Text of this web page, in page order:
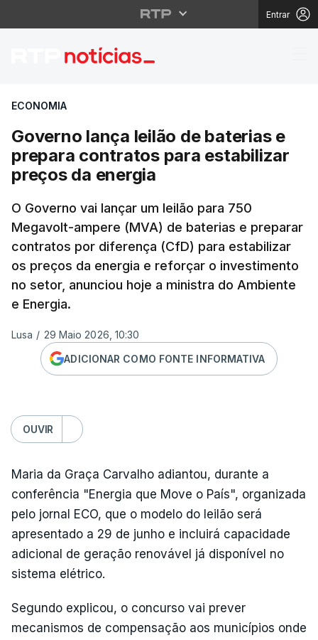
Entrar
Governo lança leilão
ECONOMIA
Governo lança leilão de baterias e
prepara contratos para estabilizar
preços da energia
O Governo vai lançar um leilão para 750
Megavolt-ampere (MVA) de baterias e preparar
contratos por diferença (CfD) para estabilizar
os preços da energia e reforçar o investimento
no setor, anunciou hoje a ministra do Ambiente
e Energia.
Lusa / 29 Maio 2026, 10:30
ADICIONAR COMO FONTE INFORMATIVA
OUVIR
Maria da Graça Carvalho adiantou, durante a
conferência "Energia que Move o País", organizada
pelo jornal ECO, que o modelo do leilão será
apresentado a 29 de junho e incluirá capacidade
adicional de geração renovável já disponível no
sistema elétrico.
Segundo explicou, o concurso vai prever
mecanismos de compensação aos municípios onde